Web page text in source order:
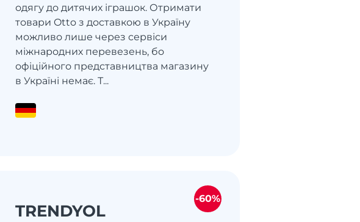
одягу до дитячих іграшок. Отримати
товари Otto з доставкою в Україну
можливо лише через сервіси
міжнародних перевезень, бо
офіційного представництва магазину
в Україні немає. Т...
TRENDYOL
-60%